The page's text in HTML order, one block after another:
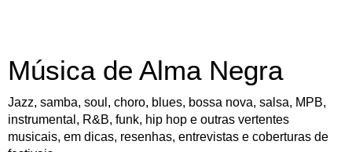
Música de Alma Negra
Jazz, samba, soul, choro, blues, bossa nova, salsa, MPB,
instrumental, R&B, funk, hip hop e outras vertentes
musicais, em dicas, resenhas, entrevistas e coberturas de